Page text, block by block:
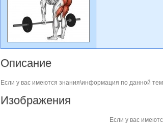
Описание
Если у вас имеются знания\информация по данной
Изображения
Если у вас